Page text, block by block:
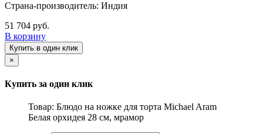
Страна-производитель: Индия
51 704 руб.
В корзину
Купить в один клик
×
Купить за один клик
Товар: Блюдо на ножке для торта Michael Aram
Белая орхидея 28 см, мрамор